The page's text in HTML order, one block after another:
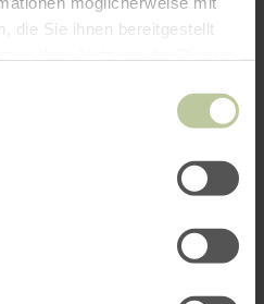
die Sie ihnen bereitgestellt